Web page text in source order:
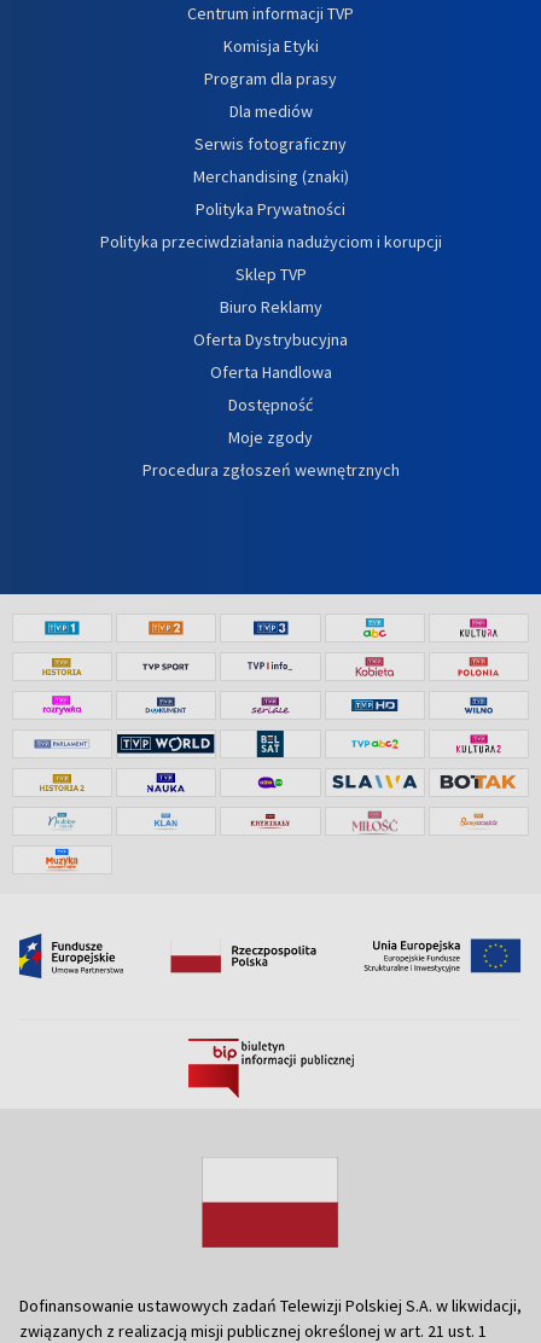
Centrum informacji TVP
Komisja Etyki
Program dla prasy
Dla mediów
Serwis fotograficzny
Merchandising (znaki)
Polityka Prywatności
Polityka przeciwdziałania nadużyciom i korupcji
Sklep TVP
Biuro Reklamy
Oferta Dystrybucyjna
Oferta Handlowa
Dostępność
Moje zgody
Procedura zgłoszeń wewnętrznych
Dofinansowanie ustawowych zadań Telewizji Polskiej S.A. w likwidacji,
związanych z realizacją misji publicznej określonej w art. 21 ust. 1